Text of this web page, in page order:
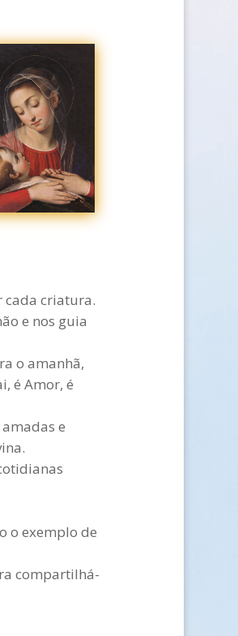
cada criatura.
e nos guia
o amanhã,
é Amor, é
e
o exemplo de
compartilhá-